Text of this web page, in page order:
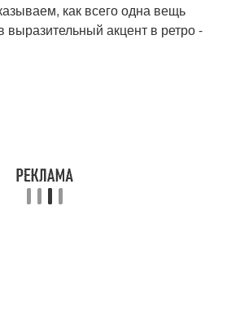
как всего одна вещь
выразительный акцент в ретро -